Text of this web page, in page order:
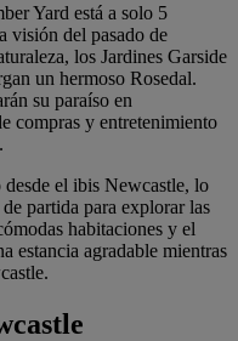
Yard está a solo 5
visión del pasado de
los Jardines Garside
un hermoso Rosedal.
su paraíso en
compras y entretenimiento
desde el ibis Newcastle, lo
partida para explorar las
habitaciones y el
estancia agradable mientras